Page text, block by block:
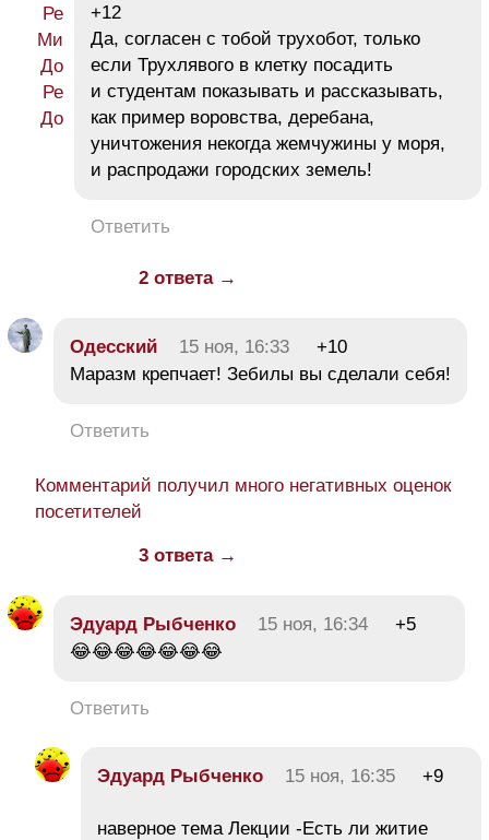
+12
Да, согласен с тобой трухобот, только
если Трухлявого в клетку посадить
и студентам показывать и рассказывать,
как пример воровства, деребана,
уничтожения некогда жемчужины у моря,
и распродажи городских земель!
Ответить
2 ответа →
Одесский 15 ноя, 16:33
+10
Маразм крепчает! Зебилы вы сделали себя!
Ответить
Комментарий получил много негативных оценок
посетителей
3 ответа →
Эдуард Рыбченко 15 ноя, 16:34
+5
😂😂😂😂😂😂😂
Ответить
Эдуард Рыбченко 15 ноя, 16:35 +9
наверное тема Лекции -Есть ли житие